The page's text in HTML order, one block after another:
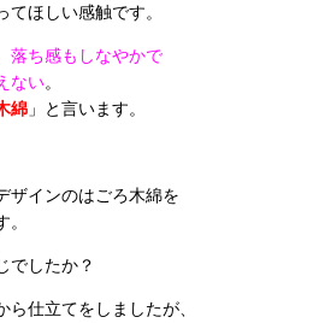
ほしい感触です。
落ち感もしなやかで
ない。
綿 」と言います。
ザインのはごろ木綿を
でしたか？
ら仕立てをしましたが、